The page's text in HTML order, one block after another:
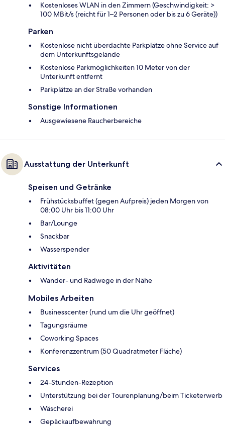
Kostenloses WLAN in den Zimmern (Geschwindigkeit: >
100 MBit/s (reicht für 1–2 Personen oder bis zu 6 Geräte))
Parken
Kostenlose nicht überdachte Parkplätze ohne Service auf
dem Unterkunftsgelände
Kostenlose Parkmöglichkeiten 10 Meter von der
Unterkunft entfernt
Parkplätze an der Straße vorhanden
Sonstige Informationen
Ausgewiesene Raucherbereiche
Ausstattung der Unterkunft
Speisen und Getränke
Frühstücksbuffet (gegen Aufpreis) jeden Morgen von
08:00 Uhr bis 11:00 Uhr
Bar/Lounge
Snackbar
Wasserspender
Aktivitäten
Wander- und Radwege in der Nähe
Mobiles Arbeiten
Businesscenter (rund um die Uhr geöffnet)
Tagungsräume
Coworking Spaces
Konferenzzentrum (50 Quadratmeter Fläche)
Services
24-Stunden-Rezeption
Unterstützung bei der Tourenplanung/beim Ticketerwerb
Wäscherei
Gepäckaufbewahrung